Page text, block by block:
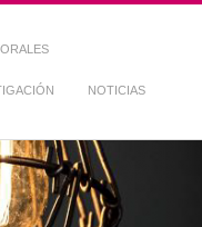
NOTICIAS